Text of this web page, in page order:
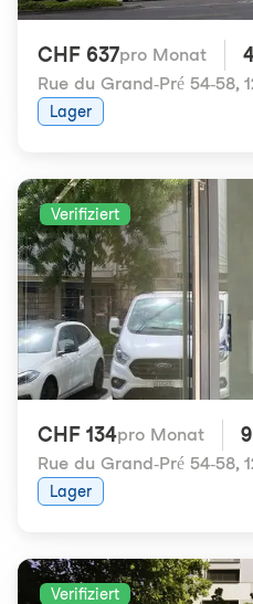
CHF 637pro Monat
Rue du Grand-Pré 54-58,
Lager
Verifiziert
CHF 134pro Monat 9
Rue du Grand-Pré 54-58,
Lager
Verifiziert